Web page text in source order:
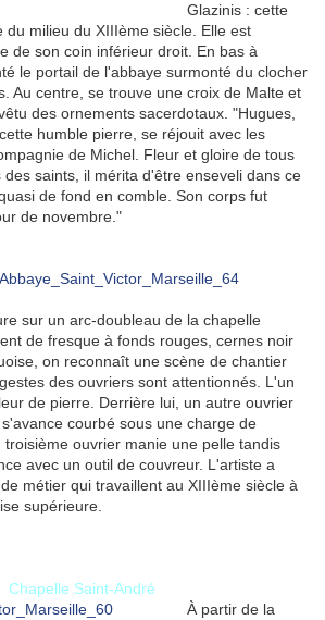
Glazinis : cette
du milieu du XIIIème siècle. Elle est
de son coin inférieur droit. En bas à
le portail de l'abbaye surmonté du clocher
Au centre, se trouve une croix de Malte et
des ornements sacerdotaux. "Hugues,
humble pierre, se réjouit avec les
de Michel. Fleur et gloire de tous
des saints, il mérita d'être enseveli dans ce
de fond en comble. Son corps fut
de novembre."
sur un arc-doubleau de la chapelle
de fresque à fonds rouges, cernes noir
on reconnaît une scène de chantier
des ouvriers sont attentionnés. L'un
de pierre. Derrière lui, un autre ouvrier
courbé sous une charge de
troisième ouvrier manie une pelle tandis
avec un outil de couvreur. L'artiste a
métier qui travaillent au XIIIème siècle à
supérieure.
Chapelle Saint-André
À partir de la